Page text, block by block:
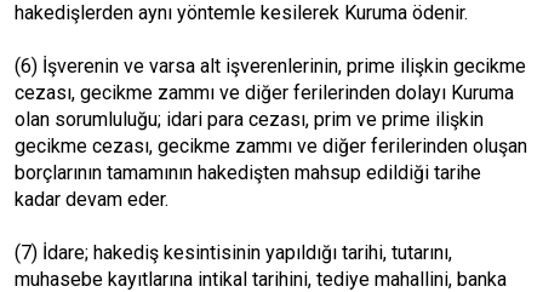
hakedişlerden aynı yöntemle kesilerek Kuruma ödenir.
(6) İşverenin ve varsa alt işverenlerinin, prime ilişkin gecikme
cezası, gecikme zammı ve diğer ferilerinden dolayı Kuruma
olan sorumluluğu; idari para cezası, prim ve prime ilişkin
gecikme cezası, gecikme zammı ve diğer ferilerinden oluşan
borçlarının tamamının hakedişten mahsup edildiği tarihe
kadar devam eder.
(7) İdare; hakediş kesintisinin yapıldığı tarihi, tutarını,
muhasebe kayıtlarına intikal tarihini, tediye mahallini, banka